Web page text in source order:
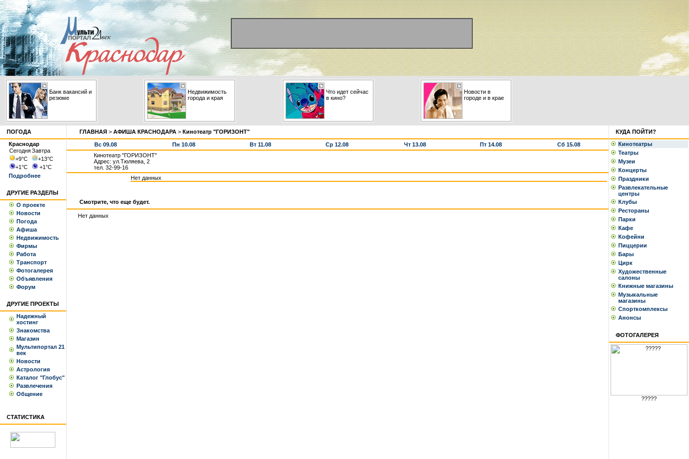
Банк вакансий и
резюме
Недвижимость
города и края
Что идет сейчас
в кино?
Новости в
городе и в крае
ПОГОДА
Краснодар
СегодняЗавтра
+9°С +13°С
+1°С +1°С
Подробнее
ДРУГИЕ РАЗДЕЛЫ
О проекте
Новости
Погода
Афиша
Недвижимость
Фирмы
Работа
Транспорт
Фотогалерея
Объявления
Форум
ДРУГИЕ ПРОЕКТЫ
Надежный
хостинг
Знакомства
Магазин
Мультипортал 21
век
Новости
Астрология
Каталог "Глобус"
Развлечения
Общение
СТАТИСТИКА
ГЛАВНАЯ > АФИША КРАСНОДАРА > Кинотеатр "ГОРИЗОНТ"
Вс 09.08 Пн 10.08 Вт 11.08 Ср 12.08 Чт 13.08 Пт 14.08
Сб 15.08
Кинотеатр "ГОРИЗОНТ"
Адрес: ул.Тюляева, 2
тел. 32-99-16
Нет данных
Смотрите, что еще будет.
Нет данных
КУДА ПОЙТИ?
Кинотеатры
Театры
Музеи
Концерты
Праздники
Развлекательные
центры
Клубы
Рестораны
Парки
Кафе
Кофейни
Пиццерии
Бары
Цирк
Художественные
салоны
Книжные магазины
Музыкальные
магазины
Спорткомплексы
Анонсы
ФОТОГАЛЕРЕЯ
?????